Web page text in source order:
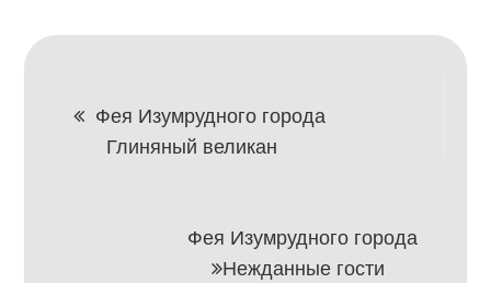
Навигация
записям
Фея Изумрудного города
Глиняный великан
Фея Изумрудного города
Нежданные гости